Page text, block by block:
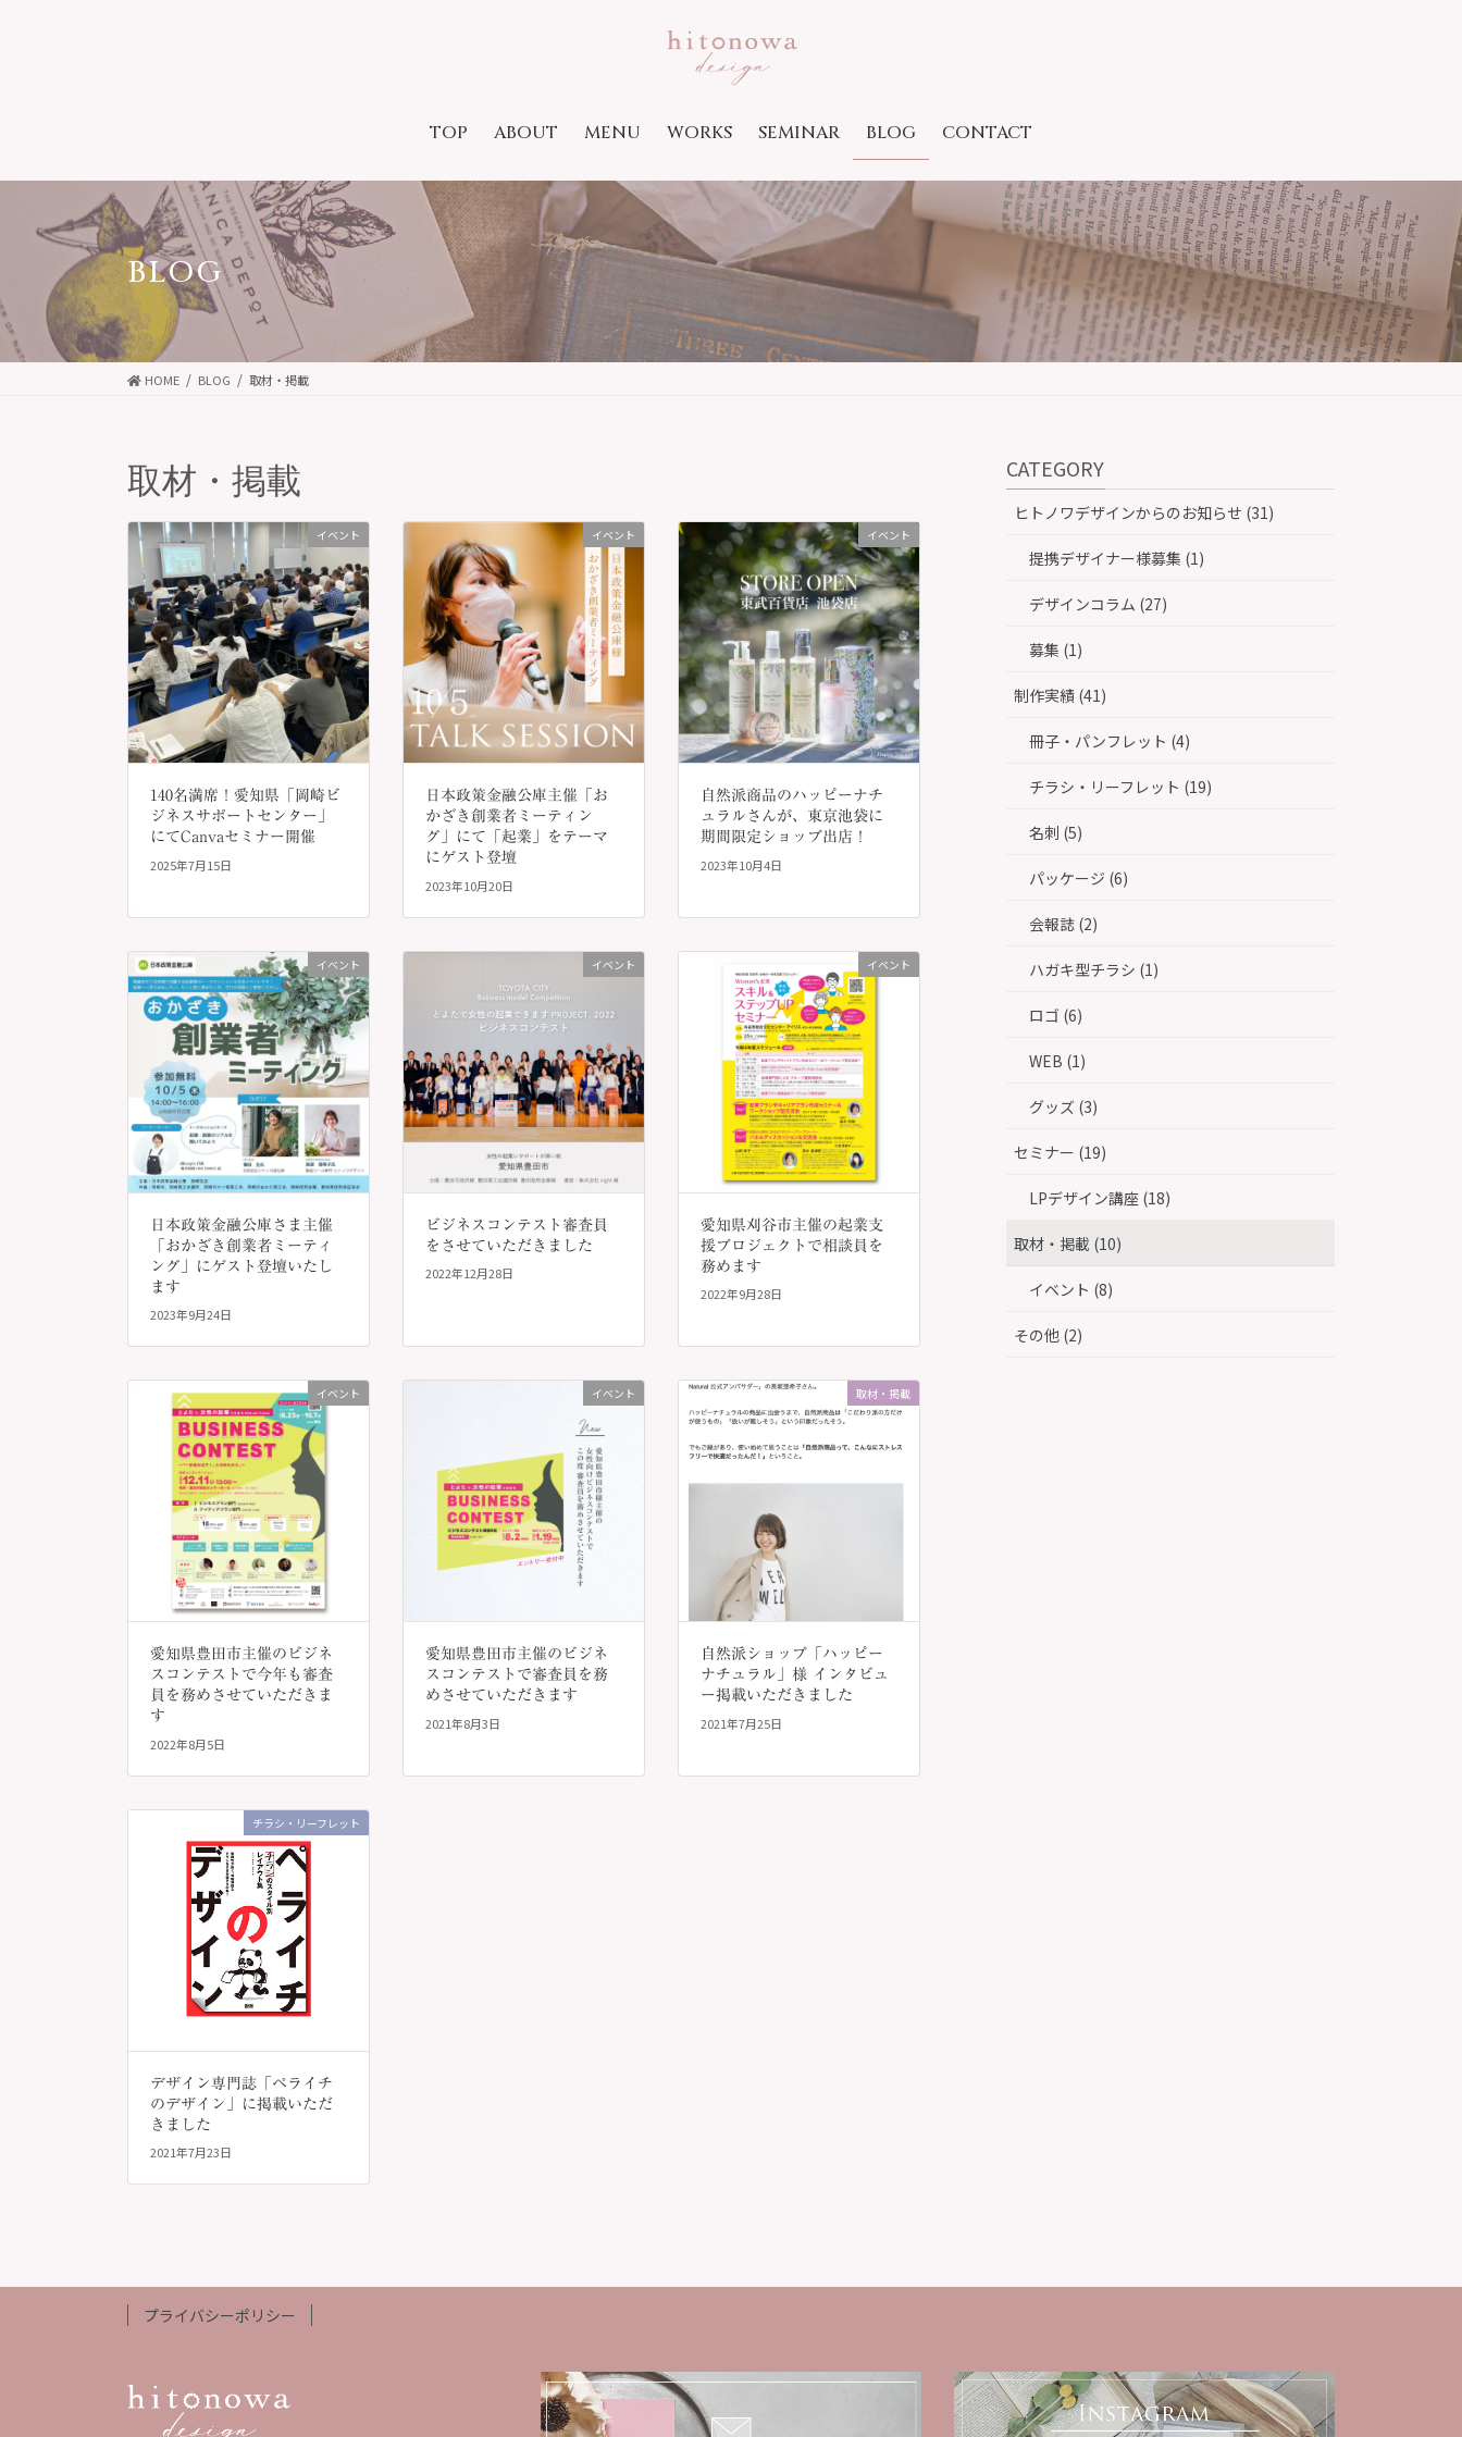
移
ン
TOP ABOUT MENU WORKS SEMINAR BLOG CONTACT
BLOG
HOME BLOG 取材・掲載
取材・掲載
イベント
140名満席！愛知県「岡崎ビ
ジネスサポートセンター」
にてCanvaセミナー開催
2025年7月15日
イベント
日本政策金融公庫主催「お
かざき創業者ミーティン
グ」にて「起業」をテーマ
にゲスト登壇
2023年10月20日
イベント
自然派商品のハッピーナチ
ュラルさんが、東京池袋に
期間限定ショップ出店！
2023年10月4日
イベント
日本政策金融公庫さま主催
「おかざき創業者ミーティ
ング」にゲスト登壇いたし
ます
2023年9月24日
イベント
ビジネスコンテスト審査員
をさせていただきました
2022年12月28日
イベント
愛知県刈谷市主催の起業支
援プロジェクトで相談員を
務めます
2022年9月28日
イベント
愛知県豊田市主催のビジネ
スコンテストで今年も審査
員を務めさせていただきま
す
2022年8月5日
イベント
愛知県豊田市主催のビジネ
スコンテストで審査員を務
めさせていただきます
2021年8月3日
取材・掲載
自然派ショップ「ハッピー
ナチュラル」様 インタビュ
ー掲載いただきました
2021年7月25日
チラシ・リーフレット
デザイン専門誌「ペライチ
のデザイン」に掲載いただ
きました
2021年7月23日
CATEGORY
ヒトノワデザインからのお知らせ (31)
提携デザイナー様募集 (1)
デザインコラム (27)
募集 (1)
制作実績 (41)
冊子・パンフレット (4)
チラシ・リーフレット (19)
名刺 (5)
パッケージ (6)
会報誌 (2)
ハガキ型チラシ (1)
ロゴ (6)
WEB (1)
グッズ (3)
セミナー (19)
LPデザイン講座 (18)
取材・掲載 (10)
イベント (8)
その他 (2)
プライバシーポリシー